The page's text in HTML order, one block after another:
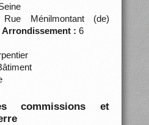
Ménilmontant (de)
Arrondissement : 6
commissions et